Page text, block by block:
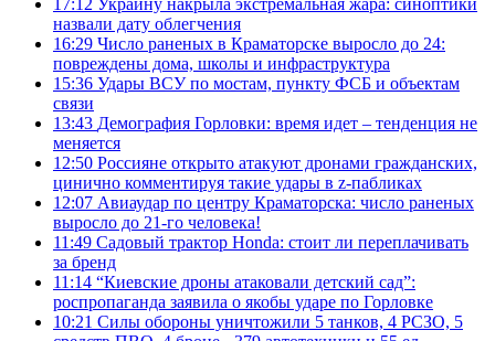
назвали дату облегчения
16:29 Число раненых в Краматорске выросло до 24:
повреждены дома, школы и инфраструктура
15:36 Удары ВСУ по мостам, пункту ФСБ и объектам
связи
13:43 Демография Горловки: время идет – тенденция не
меняется
12:50 Россияне открыто атакуют дронами гражданских,
цинично комментируя такие удары в z-пабликах
12:07 Авиаудар по центру Краматорска: число раненых
выросло до 21-го человека!
11:49 Садовый трактор Honda: стоит ли переплачивать
за бренд
11:14 “Киевские дроны атаковали детский сад”:
роспропаганда заявила о якобы ударе по Горловке
10:21 Силы обороны уничтожили 5 танков, 4 РСЗО, 5